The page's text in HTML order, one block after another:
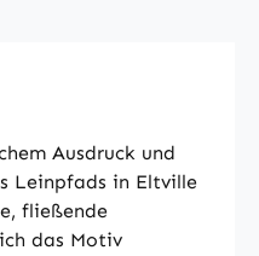
Ausdruck und
Leinpfads in Eltville
fließende
das Motiv